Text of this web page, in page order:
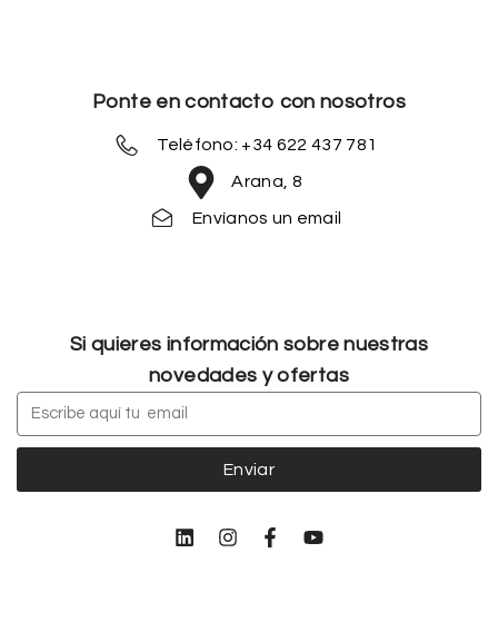
Ponte en contacto con nosotros
Teléfono: +34 622 437 781
Arana, 8
Envíanos un email
Si quieres información sobre nuestras
novedades y ofertas
Enviar